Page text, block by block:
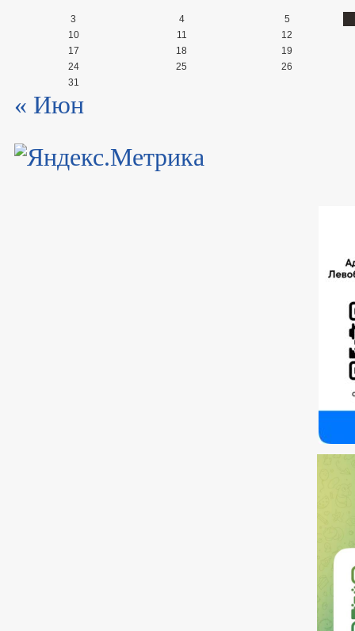
3 4
5
10
11
12
17
18
19
24
25
26
31
« Июн